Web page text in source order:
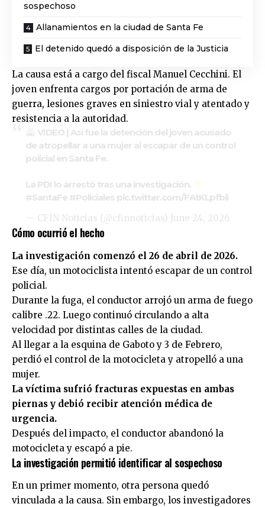
sospechoso
Allanamientos en la ciudad de Santa Fe
El detenido quedó a disposición de la Justicia
La causa está a cargo del fiscal Manuel Cecchini. El
joven enfrenta cargos por portación de arma de
guerra, lesiones graves en siniestro vial y atentado y
resistencia a la autoridad.
VIDEO | Así fue la detención del joven acusado
de atropellar a una mujer al escapar de un control
policial en Santa Fe.
La PDI lo arrestó tras una investigación.
#SantaFe #Policiales pic.twitter.com/FAtKLpfbli
— CFIN Noticias (@cfinnoticias) June 24, 2026
Cómo ocurrió el hecho
La investigación comenzó el 26 de abril de 2026.
Ese día, un motociclista intentó escapar de un control
policial.
Durante la fuga, el conductor arrojó un arma de fuego
calibre .22. Luego continuó circulando a alta
velocidad por distintas calles de la ciudad.
Al llegar a la esquina de Gaboto y 3 de Febrero,
perdió el control de la motocicleta y atropelló a una
mujer.
La víctima sufrió fracturas expuestas en ambas
piernas y debió recibir atención médica de
urgencia.
Después del impacto, el conductor abandonó la
motocicleta y escapó a pie.
La investigación permitió identificar al sospechoso
En un primer momento, otra persona quedó
vinculada a la causa. Sin embargo, los investigadores